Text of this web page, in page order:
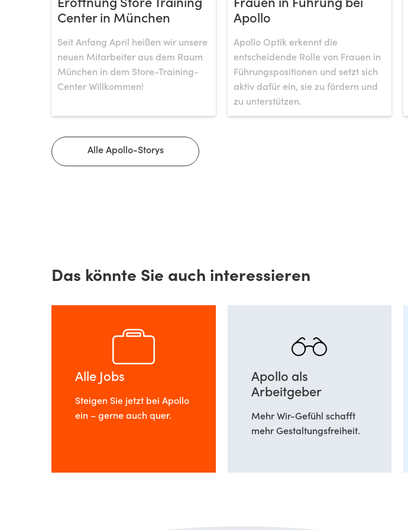
Eröffnung Store Training
Center in München
Seit Anfang April heißen wir unsere
neuen Mitarbeiter aus dem Raum
München in dem Store-Training-
Center Willkommen!
Frauen in Führung bei
Apollo
Apollo Optik erkennt die
entscheidende Rolle von Frauen in
Führungspositionen und setzt sich
aktiv dafür ein, sie zu fördern und
zu unterstützen.
Alle Apollo-Storys
Das könnte Sie auch interessieren
Alle Jobs
Steigen Sie jetzt bei Apollo
ein – gerne auch quer.
Apollo als
Arbeitgeber
Mehr Wir-Gefühl schafft
mehr Gestaltungsfreiheit.